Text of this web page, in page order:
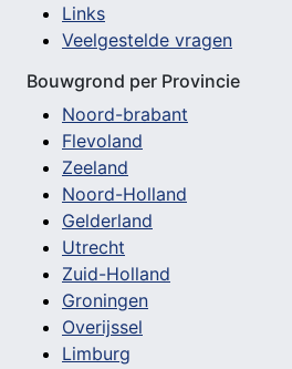
Links
Veelgestelde vragen
Bouwgrond per Provincie
Noord-brabant
Flevoland
Zeeland
Noord-Holland
Gelderland
Utrecht
Zuid-Holland
Groningen
Overijssel
Limburg